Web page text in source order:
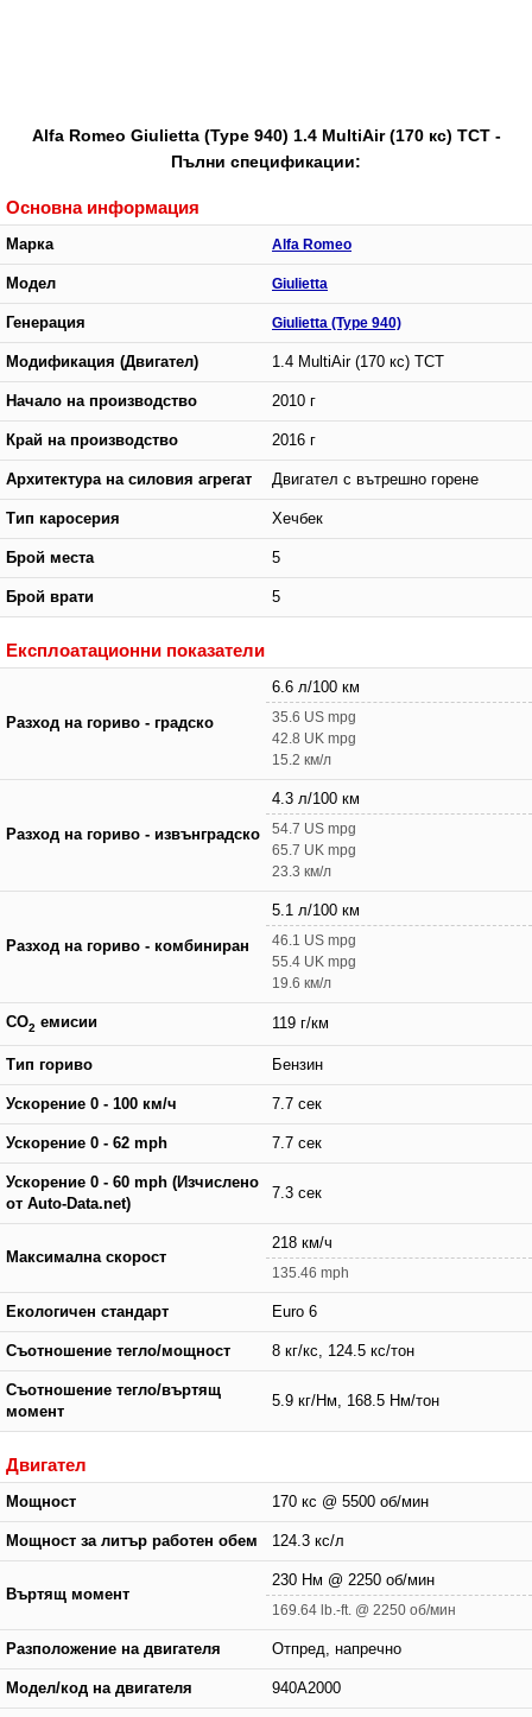
Alfa Romeo Giulietta (Type 940) 1.4 MultiAir (170 кс) TCT -
Пълни спецификации:
Основна информация
Марка Alfa Romeo
Модел Giulietta
Генерация Giulietta (Type 940)
Модификация (Двигател) 1.4 MultiAir (170 кс) TCT
Начало на производство 2010 г
Край на производство 2016 г
Архитектура на силовия агрегат Двигател с вътрешно горене
Тип каросерия Хечбек
Брой места 5
Брой врати 5
Експлоатационни показатели
Разход на гориво - градско
6.6 л/100 км
35.6 US mpg
42.8 UK mpg
15.2 км/л
Разход на гориво - извънградско
4.3 л/100 км
54.7 US mpg
65.7 UK mpg
23.3 км/л
Разход на гориво - комбиниран
5.1 л/100 км
46.1 US mpg
55.4 UK mpg
19.6 км/л
CO2 емисии 119 г/км
Тип гориво Бензин
Ускорение 0 - 100 км/ч 7.7 сек
Ускорение 0 - 62 mph 7.7 сек
Ускорение 0 - 60 mph (Изчислено
от Auto-Data.net)
7.3 сек
Максимална скорост
218 км/ч
135.46 mph
Екологичен стандарт Euro 6
Съотношение тегло/мощност 8 кг/кс, 124.5 кс/тон
Съотношение тегло/въртящ
момент
5.9 кг/Нм, 168.5 Нм/тон
Двигател
Мощност 170 кс @ 5500 об/мин
Мощност за литър работен обем 124.3 кс/л
Въртящ момент
230 Нм @ 2250 об/мин
169.64 lb.-ft. @ 2250 об/мин
Разположение на двигателя Отпред, напречно
Модел/код на двигателя 940A2000